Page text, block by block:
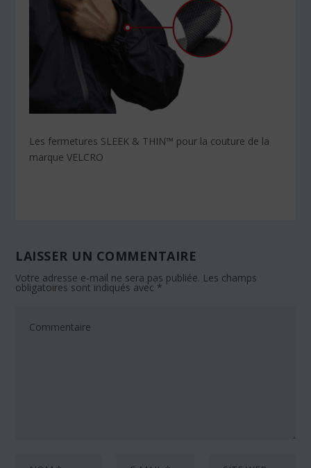
Les fermetures SLEEK & THIN™ pour la couture de la
marque VELCRO
LAISSER UN COMMENTAIRE
Votre adresse e-mail ne sera pas publiée. Les champs
obligatoires sont indiqués avec *